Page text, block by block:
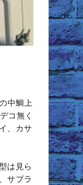
中鯛上
コ無く
、カサ
は見ら
サプラ